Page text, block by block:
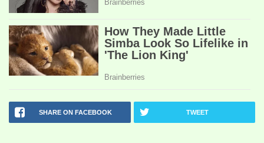
SHARE ON FACEBOOK TWEET